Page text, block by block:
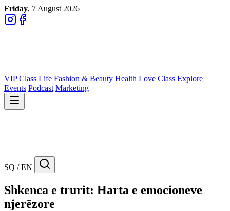
Friday, 7 August 2026
VIP Class Life Fashion & Beauty Health Love Class Explore
Events Podcast Marketing
SQ / EN
Shkenca e trurit: Harta e emocioneve
njerëzore